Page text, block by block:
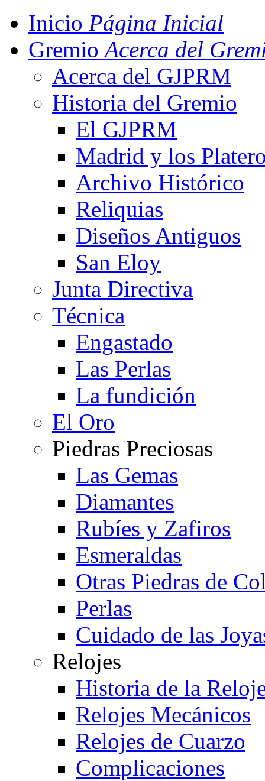
Inicio Página Inicial
GremioAcerca del
Acerca del GJPRM
Historia del Gremio
El GJPRM
Madrid y los
Archivo Histórico
Reliquias
Diseños Antiguos
San Eloy
Junta Directiva
Técnica
Engastado
Las Perlas
La fundición
El Oro
Piedras Preciosas
Las Gemas
Diamantes
Rubíes y Zafiros
Esmeraldas
Otras Piedras de
Perlas
Cuidado de las
Relojes
Historia de la
Relojes Mecánicos
Relojes de Cuarzo
Complicaciones